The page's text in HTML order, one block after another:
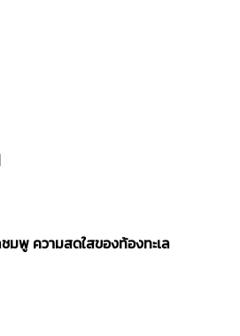
มพู ความสดใสของท้องทะเล